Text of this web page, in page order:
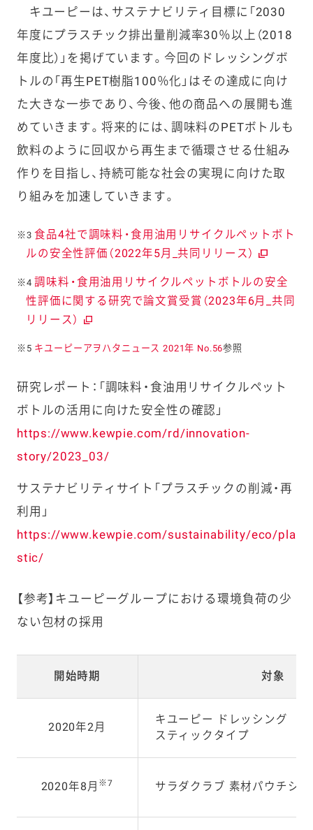
キユーピーは、サステナビリティ目標に「2030
年度にプラスチック排出量削減率30％以上（2018
年度比）」を掲げています。今回のドレッシングボ
トルの「再生PET樹脂100％化」はその達成に向け
た大きな一歩であり、今後、他の商品への展開も進
めていきます。将来的には、調味料のPETボトルも
飲料のように回収から再生まで循環させる仕組み
作りを目指し、持続可能な社会の実現に向けた取
り組みを加速していきます。
※3食品4社で調味料・食用油用リサイクルペットボト
ルの安全性評価（2022年5月_共同リリース）
※4 調味料・食用油用リサイクルペットボトルの安全
性評価に関する研究で論文賞受賞（2023年6月_共同
リリース）
※5 キユーピーアヲハタニュース 2021年 No.56参照
研究レポート：「調味料・食油用リサイクルペット
ボトルの活用に向けた安全性の確認」
https://www.kewpie.com/rd/innovation-
story/2023_03/
サステナビリティサイト「プラスチックの削減・再
利用」
https://www.kewpie.com/sustainability/eco/pla
stic/
【参考】キユーピーグループにおける環境負荷の少
ない包材の採用
開始時期 対象
2020年2月
キユーピー ドレッシング
スティックタイプ
2020年8月 ※7 サラダクラブ 素材パウチシ